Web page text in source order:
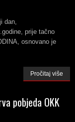
dan,
prije tačno
osnovano je
Pročitaj više
pobjeda OKK